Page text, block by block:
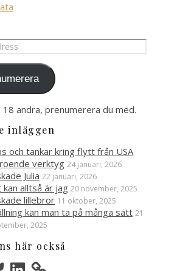
18 andra, prenumerera du med.
inläggen
och tankar kring flytt från USA
verktyg 24 januari, 2026
Julia 22 januari, 2026
kan alltså är jag 20 november, 2025
lillebror 11 oktober, 2025
kan man ta på många sätt 21
2025
här också
LinkedIn